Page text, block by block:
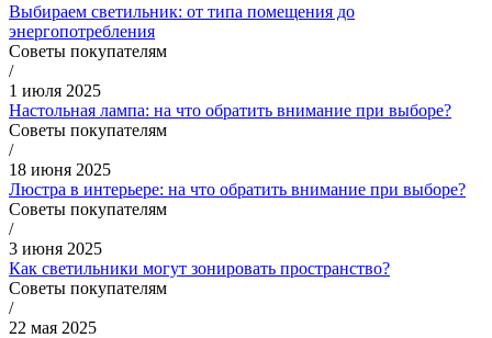
Выбираем светильник: от типа помещения до
энергопотребления
Советы покупателям
/
1 июля 2025
Настольная лампа: на что обратить внимание при выборе?
Советы покупателям
/
18 июня 2025
Люстра в интерьере: на что обратить внимание при выборе?
Советы покупателям
/
3 июня 2025
Как светильники могут зонировать пространство?
Советы покупателям
/
22 мая 2025